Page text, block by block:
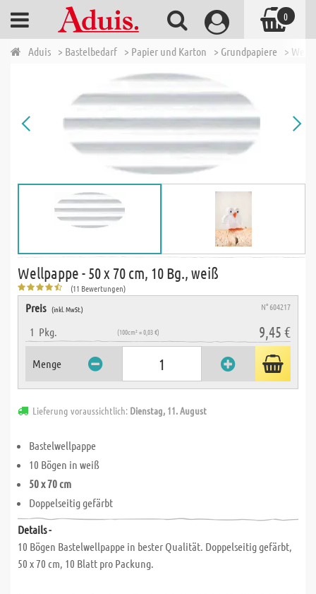
Aduis > Bastelbedarf > Papier und Karton > Grundpapiere >
Wellpappe - 50 x 70 cm, 10 Bg., weiß
(11 Bewertungen)
Preis (inkl. MwSt.) N° 604217
1 Pkg. (100cm² = 0,03 €) 9,45 €
Menge
Lieferung voraussichtlich: Dienstag, 11. August
Bastelwellpappe
10 Bögen in weiß
50 x 70 cm
Doppelseitig gefärbt
Details -
10 Bögen Bastelwellpappe in bester Qualität. Doppelseitig gefärbt,
50 x 70 cm, 10 Blatt pro Packung.
0